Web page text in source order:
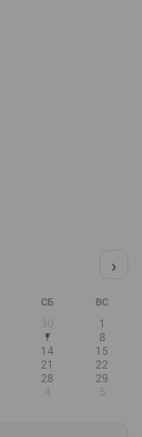
›
СБ ВС
30
1
7
8
14
15
21
22
28
29
4 5